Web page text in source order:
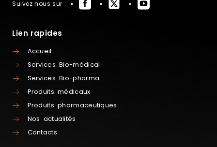
Suivez nous sur :
Lien rapides
Accueil
Services Bio-médical
Services Bio-pharma
Produits médicaux
Produits pharmaceutiques
Nos actualités
Contacts